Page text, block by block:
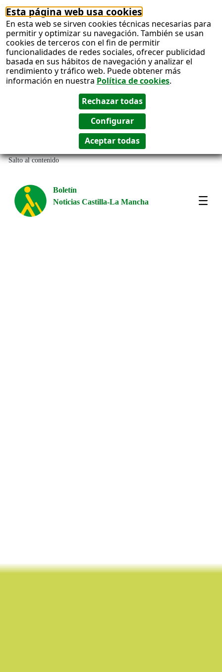
Esta página web usa cookies
En esta web se sirven cookies técnicas necesarias para
permitir y optimizar su navegación. También se usan
cookies de terceros con el fin de permitir
funcionalidades de redes sociales, ofrecer publicidad
basada en sus hábitos de navegación y analizar el
rendimiento y tráfico web. Puede obtener más
información en nuestra Política de cookies.
Salto al contenido
Boletín
Noticias Castilla-La Mancha